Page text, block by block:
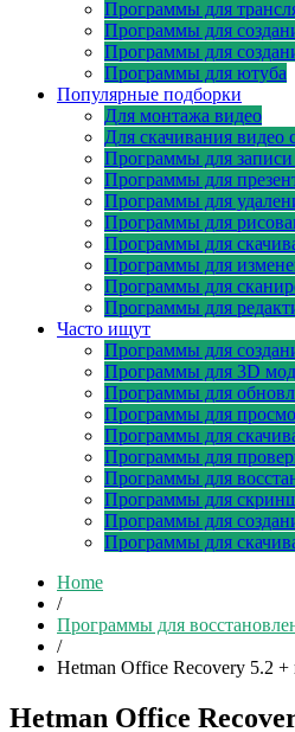
Программы для
Программы для
Программы для
Программы для ютуба
Популярные подборки
Для монтажа видео
Для скачивания видео
Программы для записи
Программы для
Программы для
Программы для
Программы для
Программы для
Программы для
Программы для
Часто ищут
Программы для
Программы для 3D
Программы для
Программы для
Программы для
Программы для
Программы для
Программы для
Программы для
Программы для
Home
/
Программы для
/
Hetman Office Recovery 5.2
Hetman Office